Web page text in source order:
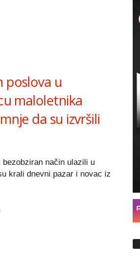
poslova u
maloletnika
da su izvršili
način ulazili u
krali dnevni pazar i novac iz